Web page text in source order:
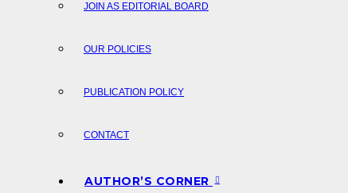
JOIN AS EDITORIAL BOARD
OUR POLICIES
PUBLICATION POLICY
CONTACT
AUTHOR’S CORNER